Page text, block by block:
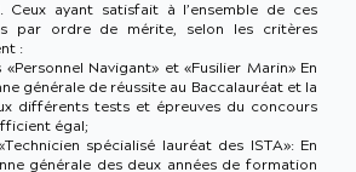
Ceux ayant satisfait à l’ensemble de ces
par ordre de mérite, selon les critères
:
Navigant» et «Fusilier Marin» En
générale de réussite au Baccalauréat et la
différents tests et épreuves du concours
égal;
spécialisé lauréat des ISTA»: En
générale des deux années de formation